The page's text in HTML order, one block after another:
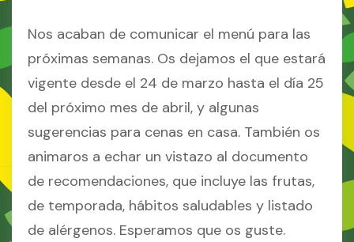
Nos acaban de comunicar el menú para las
próximas semanas. Os dejamos el que estará
vigente desde el 24 de marzo hasta el día 25
del próximo mes de abril, y algunas
sugerencias para cenas en casa. También os
animaros a echar un vistazo al documento
de recomendaciones, que incluye las frutas,
de temporada, hábitos saludables y listado
de alérgenos. Esperamos que os guste.